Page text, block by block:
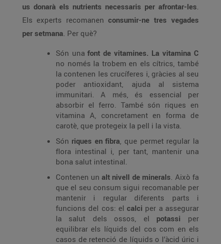
us donarà els nutrients necessaris per afrontar-les.
Els experts recomanen consumir-ne tres vegades
per setmana. Per què?
Són una font de vitamines. La vitamina C
no només la trobem en els cítrics, també
la contenen les crucíferes i, gràcies al seu
poder antioxidant, ajuda al sistema
immunitari. A més, és essencial per
absorbir el ferro. També són riques en
vitamina A, concretament en forma de
carotè, que protegeix la pell i la vista.
Són riques en fibra, que permet regular la
flora intestinal i, per tant, mantenir una
bona salut intestinal.
Contenen un alt nivell de minerals. Això fa
que el seu consum sigui recomanable per
mantenir i regular diferents parts i
funcions del cos: el calci per a assegurar
la salut dels ossos, el potassi per
equilibrar els líquids del cos com en els
casos de retenció de líquids o l’àcid úric i